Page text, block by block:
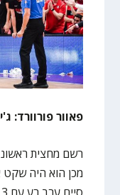
פאוור פורוורד:
מכן הוא היה שקט